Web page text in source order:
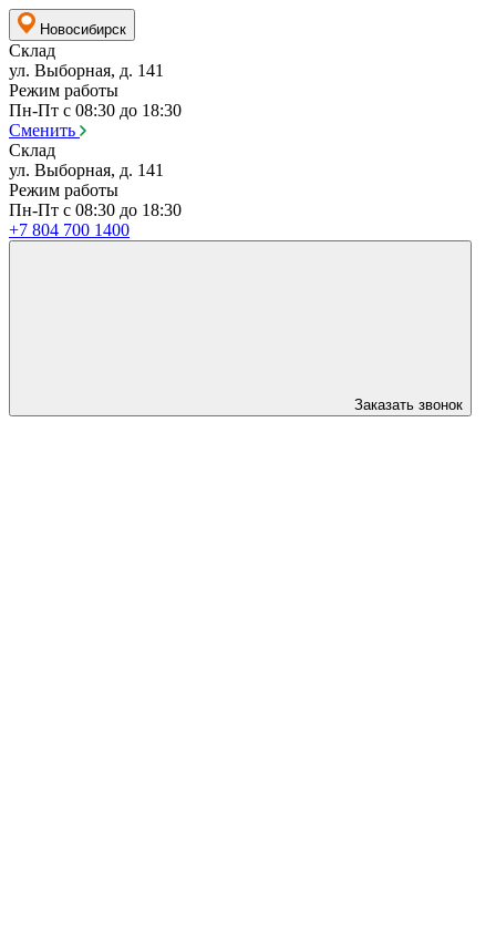
Новосибирск
Склад
ул. Выборная, д. 141
Режим работы
Пн-Пт с 08:30 до 18:30
Сменить
Склад
ул. Выборная, д. 141
Режим работы
Пн-Пт с 08:30 до 18:30
+7 804 700 1400
Заказать звонок